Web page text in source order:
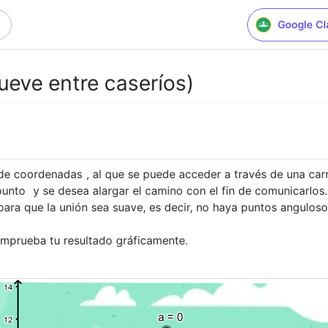
Google
entre caseríos)
coordenadas , al que se puede acceder a través de una
y se desea alargar el camino con el fin de
que la unión sea suave, es decir, no haya puntos
tu resultado gráficamente.